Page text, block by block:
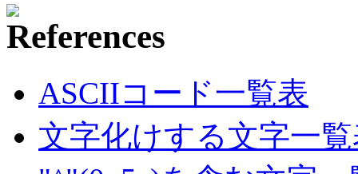
ASCIIコード一覧表
文字化けする文字一